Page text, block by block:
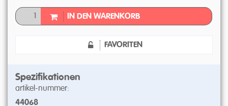
IN DEN WARENKORB
FAVORITEN
Spezifikationen
artikel-nummer:
44068